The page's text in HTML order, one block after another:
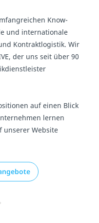
Know-
und internationale
Kontraktlogistik. Wir
der uns seit über 90
auf einen Blick
lernen
unserer Website